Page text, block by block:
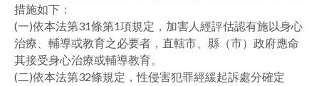
措施如下：
(一)依本法第31條第1項規定，加害人經評估認有施以身心
治療、輔導或教育之必要者，直轄市、縣（市）政府應命
其接受身心治療或輔導教育。
(二)依本法第32條規定，性侵害犯罪經緩起訴處分確定